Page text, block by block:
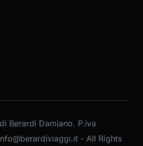
Berardi Damiano. P.iva
- All Rights